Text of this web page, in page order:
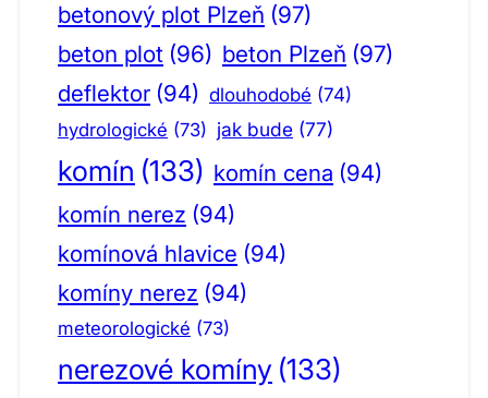
betonový plot Plzeň (97)
beton plot (96) beton Plzeň (97)
deflektor (94) dlouhodobé (74)
hydrologické (73) jak bude (77)
komín (133) komín cena (94)
komín nerez (94)
komínová hlavice (94)
komíny nerez (94)
meteorologické (73)
nerezové komíny (133)